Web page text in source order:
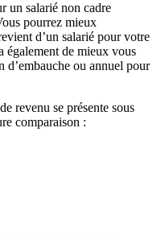
un salarié non cadre
pourrez mieux
d’un salarié pour votre
également de mieux vous
d’embauche ou annuel pour
de revenu se présente sous
comparaison :